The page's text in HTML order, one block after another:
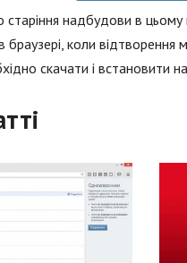
старіння надбудови в цьому
браузері, коли
скачати і встановити